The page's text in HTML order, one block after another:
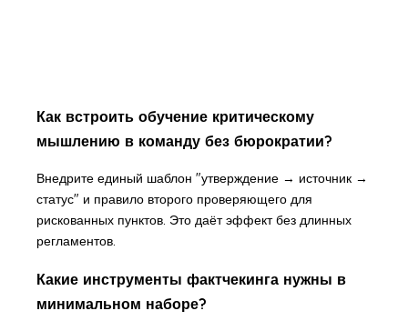
Как встроить обучение критическому
мышлению в команду без бюрократии?
Внедрите единый шаблон "утверждение → источник →
статус" и правило второго проверяющего для
рискованных пунктов. Это даёт эффект без длинных
регламентов.
Какие инструменты фактчекинга нужны в
минимальном наборе?